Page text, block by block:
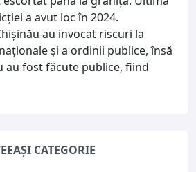
a avut loc în 2024.
au invocat riscuri la
și a ordinii publice, însă
au fost făcute publice, fiind
DIN ACEEAȘI CATEGORIE